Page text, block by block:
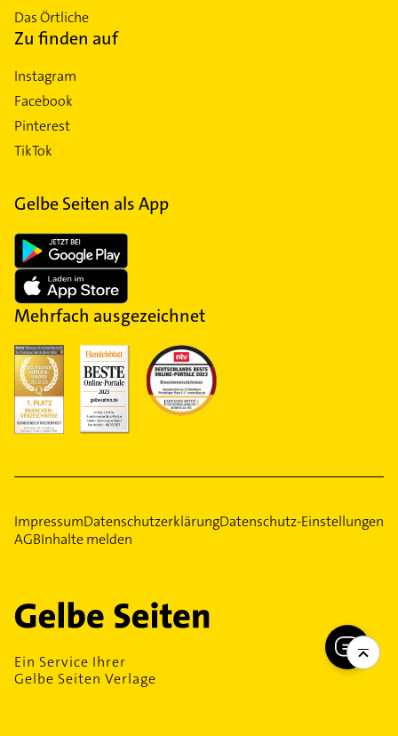
Das Örtliche
Zu finden auf
Instagram
Facebook
Pinterest
TikTok
Gelbe Seiten als App
Mehrfach ausgezeichnet
ImpressumDatenschutzerklärungDatenschutz-Einstellungen
AGBInhalte melden
Ein Service Ihrer
Gelbe Seiten Verlage